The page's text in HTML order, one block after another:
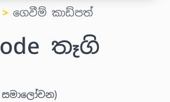
ගෙවීම් කාඩ්පත්
තෑගි
සමාලෝචන)